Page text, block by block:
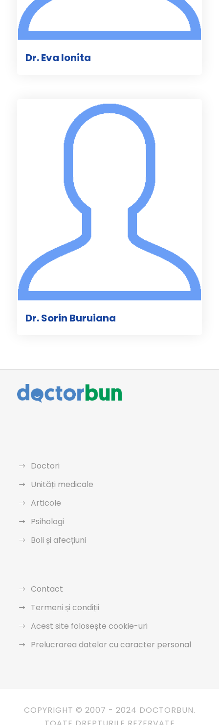
Dr. Eva Ionita
Dr. Sorin Buruiana
Doctori
Unități medicale
Articole
Psihologi
Boli și afecțiuni
Contact
Termeni și condiții
Acest site folosește cookie-uri
Prelucrarea datelor cu caracter personal
COPYRIGHT © 2007 - 2024 DOCTORBUN.